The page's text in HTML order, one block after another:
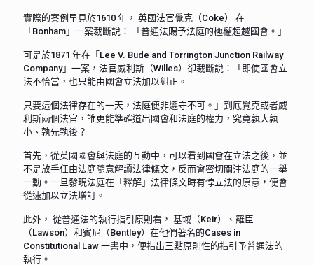
實際的案例早見於1610 年， 英國法官覺克（Coke） 在
「Bonham」一案裁斷說： 「普通法賜予法庭的極權超越國會。」
可是於1871 年在「Lee V. Bude and Torrington Junction Railway
Company」一案，法官威利斯（Willes）卻裁斷說：「即使國會立
法不恰當，也只能由國會立法加以糾正。
只要這個法律存在的一天，法庭便非遵守不可。」到底覺克或者威
利斯兩個法官，誰更能準確道出國會和法庭的權力，究竟孰大孰
小、孰先孰後？
首先，從英國國會與法庭的互動中，可以看到國會在立法之後，並
不是放手任由法庭隨意解讀法律條文，反而會密切關注法庭的一舉
一動。一旦發現法庭在「釋解」法律條文時有悖立法的原意，便會
從速加以立法增訂。
此外， 從普通法的執行指引原則看， 基域（Keir）、羅臣
（Lawson）和賓尼（Bentley）在他們著名的Cases in
Constitutional Law 一書中，便指出三點原則性的指引予普通法的
執行。